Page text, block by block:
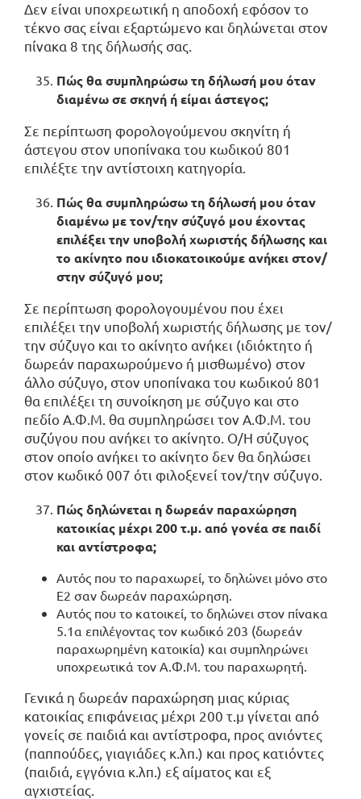
Δεν είναι υποχρεωτική η αποδοχή εφόσον το
τέκνο σας είναι εξαρτώμενο και δηλώνεται στον
πίνακα 8 της δήλωσής σας.
Πώς θα συμπληρώσω τη δήλωσή μου όταν
διαμένω σε σκηνή ή είμαι άστεγος;
Σε περίπτωση φορολογούμενου σκηνίτη ή
άστεγου στον υποπίνακα του κωδικού 801
επιλέξτε την αντίστοιχη κατηγορία.
Πώς θα συμπληρώσω τη δήλωσή μου όταν
διαμένω με τον/την σύζυγό μου έχοντας
επιλέξει την υποβολή χωριστής δήλωσης και
το ακίνητο που ιδιοκατοικούμε ανήκει στον/
στην σύζυγό μου;
Σε περίπτωση φορολογουμένου που έχει
επιλέξει την υποβολή χωριστής δήλωσης με τον/
την σύζυγο και το ακίνητο ανήκει (ιδιόκτητο ή
δωρεάν παραχωρούμενο ή μισθωμένο) στον
άλλο σύζυγο, στον υποπίνακα του κωδικού 801
θα επιλέξει τη συνοίκηση με σύζυγο και στο
πεδίο Α.Φ.Μ. θα συμπληρώσει τον Α.Φ.Μ. του
συζύγου που ανήκει το ακίνητο. Ο/Η σύζυγος
στον οποίο ανήκει το ακίνητο δεν θα δηλώσει
στον κωδικό 007 ότι φιλοξενεί τον/την σύζυγο.
Πώς δηλώνεται η δωρεάν παραχώρηση
κατοικίας μέχρι 200 τ.μ. από γονέα σε παιδί
και αντίστροφα;
Αυτός που το παραχωρεί, το δηλώνει μόνο στο
Ε2 σαν δωρεάν παραχώρηση.
Αυτός που το κατοικεί, το δηλώνει στον πίνακα
5.1α επιλέγοντας τον κωδικό 203 (δωρεάν
παραχωρημένη κατοικία) και συμπληρώνει
υποχρεωτικά τον Α.Φ.Μ. του παραχωρητή.
Γενικά η δωρεάν παραχώρηση μιας κύριας
κατοικίας επιφάνειας μέχρι 200 τ.μ γίνεται από
γονείς σε παιδιά και αντίστροφα, προς ανιόντες
(παππούδες, γιαγιάδες κ.λπ.) και προς κατιόντες
(παιδιά, εγγόνια κ.λπ.) εξ αίματος και εξ
αγχιστείας.